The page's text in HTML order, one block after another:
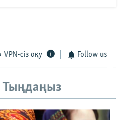
VPN-сіз оқу Follow us
Тыңдаңыз